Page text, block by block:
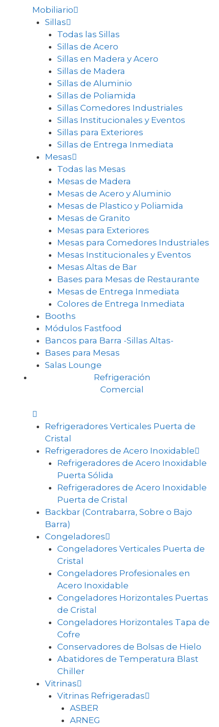
Mobiliario
Sillas
Todas las Sillas
Sillas de Acero
Sillas en Madera y Acero
Sillas de Madera
Sillas de Aluminio
Sillas de Poliamida
Sillas Comedores Industriales
Sillas Institucionales y Eventos
Sillas para Exteriores
Sillas de Entrega Inmediata
Mesas
Todas las Mesas
Mesas de Madera
Mesas de Acero y Aluminio
Mesas de Plastico y Poliamida
Mesas de Granito
Mesas para Exteriores
Mesas para Comedores Industriales
Mesas Institucionales y Eventos
Mesas Altas de Bar
Bases para Mesas de Restaurante
Mesas de Entrega Inmediata
Colores de Entrega Inmediata
Booths
Módulos Fastfood
Bancos para Barra -Sillas Altas-
Bases para Mesas
Salas Lounge
Refrigeración
Comercial
Refrigeradores Verticales Puerta de
Cristal
Refrigeradores de Acero Inoxidable
Refrigeradores de Acero Inoxidable
Puerta Sólida
Refrigeradores de Acero Inoxidable
Puerta de Cristal
Backbar (Contrabarra, Sobre o Bajo
Barra)
Congeladores
Congeladores Verticales Puerta de
Cristal
Congeladores Profesionales en
Acero Inoxidable
Congeladores Horizontales Puertas
de Cristal
Congeladores Horizontales Tapa de
Cofre
Conservadores de Bolsas de Hielo
Abatidores de Temperatura Blast
Chiller
Vitrinas
Vitrinas Refrigeradas
ASBER
ARNEG